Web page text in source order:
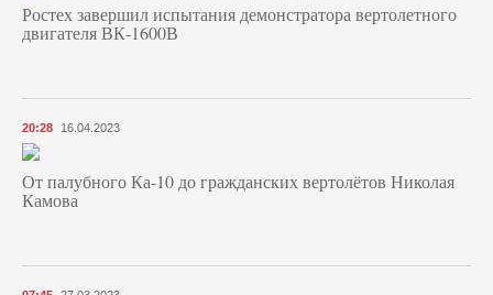
Ростех завершил испытания демонстратора вертолетного
двигателя ВК-1600В
20:28 16.04.2023
От палубного Ка-10 до гражданских вертолётов Николая
Камова